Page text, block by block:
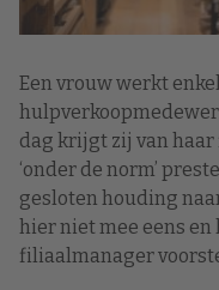
Een vrouw werkt
dag krijgt zij van
‘onder de norm’
gesloten houding
hier niet mee eens
filiaalmanager